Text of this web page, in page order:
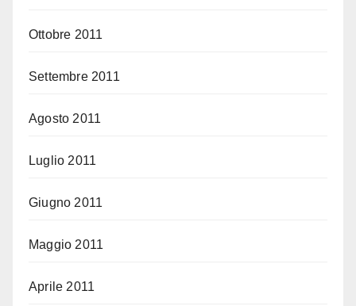
Ottobre 2011
Settembre 2011
Agosto 2011
Luglio 2011
Giugno 2011
Maggio 2011
Aprile 2011